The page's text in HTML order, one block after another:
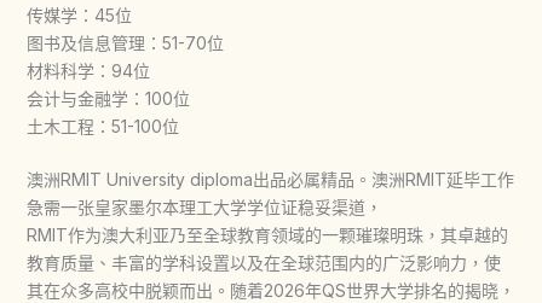
传媒学：45位
图书及信息管理：51-70位
材料科学：94位
会计与金融学：100位
土木工程：51-100位
澳洲RMIT University diploma出品必属精品。澳洲RMIT延毕工作
急需一张皇家墨尔本理工大学学位证稳妥渠道，
RMIT作为澳大利亚乃至全球教育领域的一颗璀璨明珠，其卓越的
教育质量、丰富的学科设置以及在全球范围内的广泛影响力，使
其在众多高校中脱颖而出。随着2026年QS世界大学排名的揭晓，